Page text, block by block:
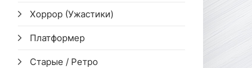
Хоррор (Ужастики)
Платформер
Старые / Ретро